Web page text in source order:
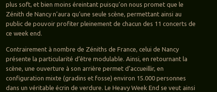
plus soft, et bien moins éreintant puisqu’on nous promet que le
Zénith de Nancy n’aura qu’une seule scène, permettant ainsi au
public de pouvoir profiter pleinement de chacun des 11 concerts de
ce week end.
Contrairement à nombre de Zéniths de France, celui de Nancy
présente la particularité d’être modulable. Ainsi, en retournant la
scène, une ouverture à son arrière permet d’accueillir, en
configuration mixte (gradins et fosse) environ 15.000 personnes
dans un véritable écrin de verdure. Le Heavy Week End se veut ainsi